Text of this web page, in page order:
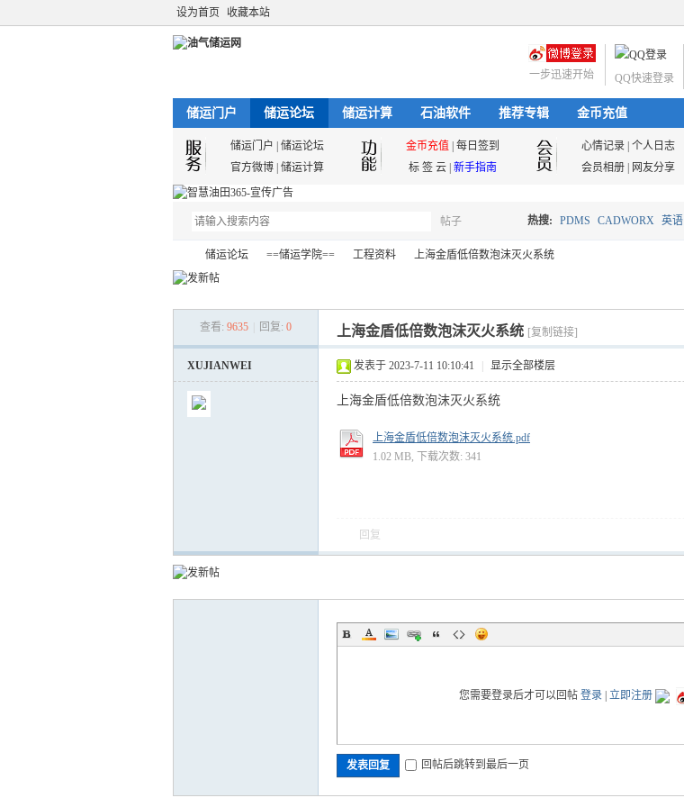
设为首页 收藏本站
QQ快速登录
一步迅速开始
储运门户 储运论坛 储运计算 石油软件 推荐专辑 金币充值
储运门户 储运论坛 金币充值 每日签到 心情记录 个人日志
官方微博 储运计算 标 签 云 新手指南 会员相册 网友分享
帖子
搜
索
热搜: PDMS CADWORX 英语
油气储运
储运论坛 ==储运学院==
›
工程资料
›
上海金盾低倍数泡沫灭火系统
查看: 9635 回复: 0 上海金盾低倍数泡沫灭火系统 [复制链接]
XUJIANWEI 发表于 2023-7-11 10:10:41 显示全部楼层
上海金盾低倍数泡沫灭火系统
上海金盾低倍数泡沫灭火系统.pdf
1.02 MB, 下载次数: 341
回复
您需要登录后才可以回帖 登录| 立即注册
发表回复 回帖后跳转到最后一页